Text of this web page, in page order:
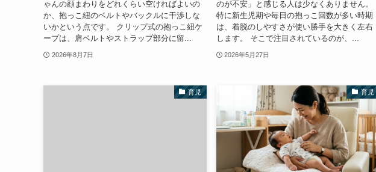
ゃんの顔まわりをどれくらい空ければよいの
か、抱っこ紐のベルトやバックルに干渉しな
いかという点です。 クリップ式の抱っこ紐ケ
ープは、肩ベルトやストラップ部分に留...
2026年8月7日
のが不安」と感じる人は少なくありません。
特に新生児期や毎日の抱っこ回数が多い時期
は、着脱のしやすさが使い勝手を大きく左右
します。 そこで注目されているのが、...
2026年5月27日
育児 育児